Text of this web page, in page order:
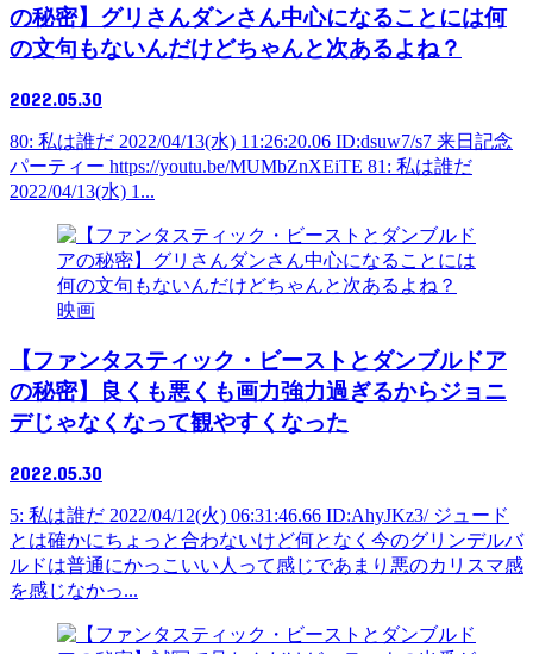
の秘密】グリさんダンさん中心になることには何
の文句もないんだけどちゃんと次あるよね？
2022.05.30
80: 私は誰だ 2022/04/13(水) 11:26:20.06 ID:dsuw7/s7 来日記念
パーティー https://youtu.be/MUMbZnXEiTE 81: 私は誰だ
2022/04/13(水) 1...
映画
【ファンタスティック・ビーストとダンブルドア
の秘密】良くも悪くも画力強力過ぎるからジョニ
デじゃなくなって観やすくなった
2022.05.30
5: 私は誰だ 2022/04/12(火) 06:31:46.66 ID:AhyJKz3/ ジュード
とは確かにちょっと合わないけど何となく今のグリンデルバ
ルドは普通にかっこいい人って感じであまり悪のカリスマ感
を感じなかっ...